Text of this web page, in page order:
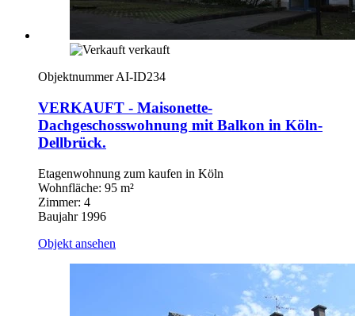
verkauft
Objektnummer AI-ID234
VERKAUFT - Maisonette-
Dachgeschosswohnung mit Balkon in Köln-
Dellbrück.
Etagenwohnung zum kaufen in Köln
Wohnfläche: 95 m²
Zimmer: 4
Baujahr 1996
Objekt ansehen